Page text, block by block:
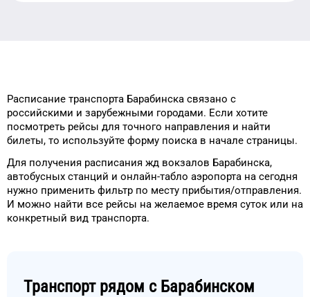
Расписание транспорта Барабинска связано с
российскими и зарубежными городами. Если хотите
посмотреть рейсы для точного направления и найти
билеты, то используйте форму поиска в начале страницы.
Для получения расписания жд вокзалов Барабинска,
автобусных станций и онлайн-табло аэропорта на сегодня
нужно применить фильтр по месту прибытия/отправления.
И можно найти все рейсы на желаемое время суток или на
конкретный вид транспорта.
Транспорт рядом с Барабинском